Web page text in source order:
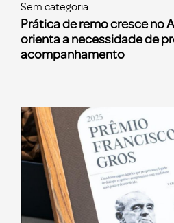
Sem categoria
Prática de remo cresce no
orienta a necessidade de
acompanhamento